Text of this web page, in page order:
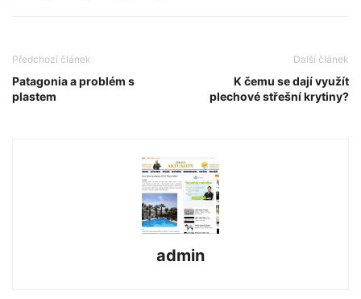
Předchozí článek
Patagonia a problém s
plastem
Další článek
K čemu se dají využít
plechové střešní krytiny?
admin